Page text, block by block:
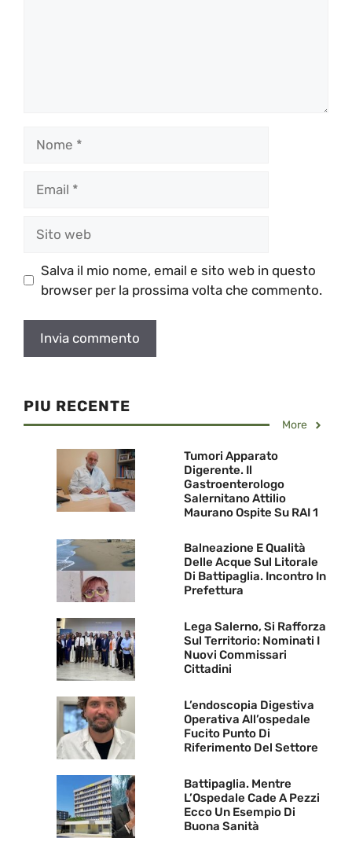
web
Salva il mio nome, email e sito web in questo
browser per la prossima volta che commento.
PIU RECENTE
More
Tumori Apparato
Digerente. Il
Gastroenterologo
Salernitano Attilio
Maurano Ospite Su RAI 1
Balneazione E Qualità
Delle Acque Sul Litorale
Di Battipaglia. Incontro In
Prefettura
Lega Salerno, Si Rafforza
Sul Territorio: Nominati I
Nuovi Commissari
Cittadini
L’endoscopia Digestiva
Operativa All’ospedale
Fucito Punto Di
Riferimento Del Settore
Battipaglia. Mentre
L’Ospedale Cade A Pezzi
Ecco Un Esempio Di
Buona Sanità